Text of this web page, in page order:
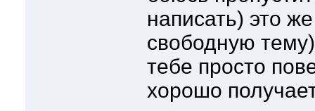
написать) это
свободную
тебе просто
хорошо